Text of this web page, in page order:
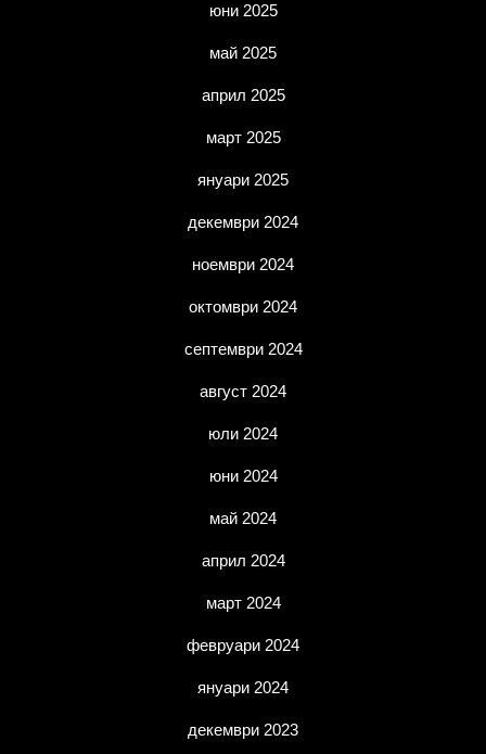
юни 2025
май 2025
април 2025
март 2025
януари 2025
декември 2024
ноември 2024
октомври 2024
септември 2024
август 2024
юли 2024
юни 2024
май 2024
април 2024
март 2024
февруари 2024
януари 2024
декември 2023